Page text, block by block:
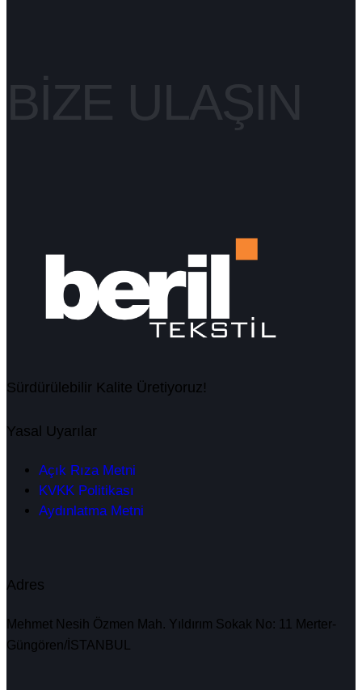
Sürdürülebilir Kalite Üretiyoruz!
Yasal Uyarılar
Açık Rıza Metni
KVKK Politikası
Aydınlatma Metni
Adres
Mehmet Nesih Özmen Mah. Yıldırım Sokak No: 11 Merter-
Güngören/İSTANBUL